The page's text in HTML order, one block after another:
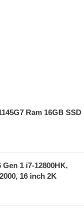
Ram 16GB SSD
1 i7-12800HK,
16 inch 2K